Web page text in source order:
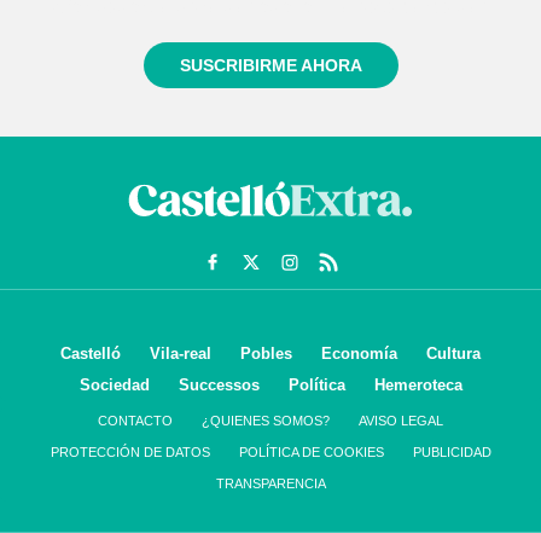
SUSCRIBIRME AHORA
Castelló Vila-real Pobles Economía
Cultura
Sociedad
Successos Política Hemeroteca
CONTACTO ¿QUIENES SOMOS? AVISO LEGAL
PROTECCIÓN DE DATOS POLÍTICA DE COOKIES PUBLICIDAD
TRANSPARENCIA